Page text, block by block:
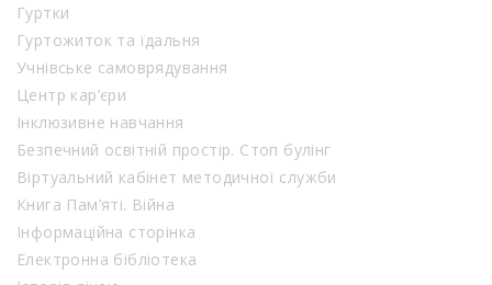
Гуртки
Гуртожиток та їдальня
Учнівське самоврядування
Центр кар’єри
Інклюзивне навчання
Безпечний освітній простір. Стоп булінг
Віртуальний кабінет методичної служби
Книга Пам’яті. Війна
Інформаційна сторінка
Електронна бібліотека